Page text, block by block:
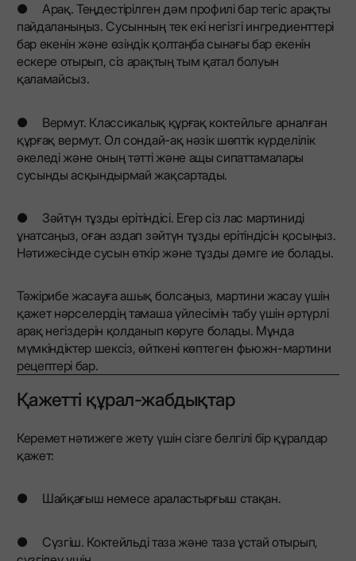
● Арақ. Теңдестірілген дәм профилі бар тегіс арақты
пайдаланыңыз. Сусынның тек екі негізгі ингредиенттері
бар екенін және өзіндік қолтаңба сынағы бар екенін
ескере отырып, сіз арақтың тым қатал болуын
қаламайсыз.
● Вермут. Классикалық құрғақ коктейльге арналған
құрғақ вермут. Ол сондай-ақ нәзік шөптік күрделілік
әкеледі және оның тәтті және ащы сипаттамалары
сусынды асқындырмай жақсартады.
● Зәйтүн тұзды ерітіндісі. Егер сіз лас мартиниді
ұнатсаңыз, оған аздап зәйтүн тұзды ерітіндісін қосыңыз.
Нәтижесінде сусын өткір және тұзды дәмге ие болады.
Тәжірибе жасауға ашық болсаңыз, мартини жасау үшін
қажет нәрселердің тамаша үйлесімін табу үшін әртүрлі
арақ негіздерін қолданып көруге болады. Мұнда
мүмкіндіктер шексіз, өйткені көптеген фьюжн-мартини
рецептері бар.
Қажетті құрал-жабдықтар
Керемет нәтижеге жету үшін сізге белгілі бір құралдар
қажет:
● Шайқағыш немесе араластырғыш стақан.
● Сүзгіш. Коктейльді таза және таза ұстай отырып,